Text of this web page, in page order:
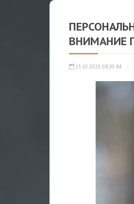
ВНИМАНИЕ
23.10.2023 08:20:44